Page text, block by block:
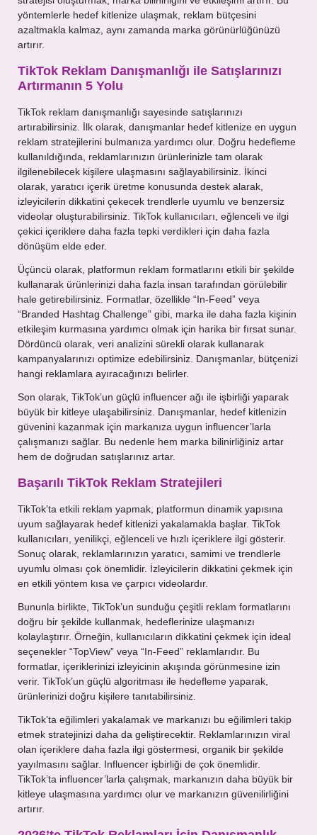
yöntemlerle hedef kitlenize ulaşmak, reklam bütçesini
azaltmakla kalmaz, aynı zamanda marka görünürlüğünüzü
artırır.
TikTok Reklam Danışmanlığı ile Satışlarınızı
Artırmanın 5 Yolu
TikTok reklam danışmanlığı sayesinde satışlarınızı
artırabilirsiniz. İlk olarak, danışmanlar hedef kitlenize en uygun
reklam stratejilerini bulmanıza yardımcı olur. Doğru hedefleme
kullanıldığında, reklamlarınızın ürünlerinizle tam olarak
ilgilenebilecek kişilere ulaşmasını sağlayabilirsiniz. İkinci
olarak, yaratıcı içerik üretme konusunda destek alarak,
izleyicilerin dikkatini çekecek trendlerle uyumlu ve benzersiz
videolar oluşturabilirsiniz. TikTok kullanıcıları, eğlenceli ve ilgi
çekici içeriklere daha fazla tepki verdikleri için daha fazla
dönüşüm elde eder.
Üçüncü olarak, platformun reklam formatlarını etkili bir şekilde
kullanarak ürünlerinizi daha fazla insan tarafından görülebilir
hale getirebilirsiniz. Formatlar, özellikle “In-Feed” veya
“Branded Hashtag Challenge” gibi, marka ile daha fazla kişinin
etkileşim kurmasına yardımcı olmak için harika bir fırsat sunar.
Dördüncü olarak, veri analizini sürekli olarak kullanarak
kampanyalarınızı optimize edebilirsiniz. Danışmanlar, bütçenizi
hangi reklamlara ayıracağınızı belirler.
Son olarak, TikTok’un güçlü influencer ağı ile işbirliği yaparak
büyük bir kitleye ulaşabilirsiniz. Danışmanlar, hedef kitlenizin
güvenini kazanmak için markanıza uygun influencer’larla
çalışmanızı sağlar. Bu nedenle hem marka bilinirliğiniz artar
hem de doğrudan satışlarınız artar.
Başarılı TikTok Reklam Stratejileri
TikTok’ta etkili reklam yapmak, platformun dinamik yapısına
uyum sağlayarak hedef kitlenizi yakalamakla başlar. TikTok
kullanıcıları, yenilikçi, eğlenceli ve hızlı içeriklere ilgi gösterir.
Sonuç olarak, reklamlarınızın yaratıcı, samimi ve trendlerle
uyumlu olması çok önemlidir. İzleyicilerin dikkatini çekmek için
en etkili yöntem kısa ve çarpıcı videolardır.
Bununla birlikte, TikTok’un sunduğu çeşitli reklam formatlarını
doğru bir şekilde kullanmak, hedeflerinize ulaşmanızı
kolaylaştırır. Örneğin, kullanıcıların dikkatini çekmek için ideal
seçenekler “TopView” veya “In-Feed” reklamlarıdır. Bu
formatlar, içeriklerinizi izleyicinin akışında görünmesine izin
verir. TikTok’un güçlü algoritması ile hedefleme yaparak,
ürünlerinizi doğru kişilere tanıtabilirsiniz.
TikTok’ta eğilimleri yakalamak ve markanızı bu eğilimleri takip
etmek stratejinizi daha da geliştirecektir. Reklamlarınızın viral
olan içeriklere daha fazla ilgi göstermesi, organik bir şekilde
yayılmasını sağlar. Influencer işbirliği de çok önemlidir.
TikTok’ta influencer’larla çalışmak, markanızın daha büyük bir
kitleye ulaşmasına yardımcı olur ve markanızın güvenilirliğini
artırır.